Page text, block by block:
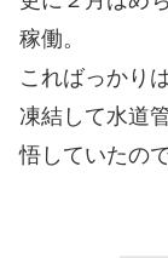
稼働。
こればっかり
凍結して水道
悟していたの